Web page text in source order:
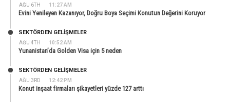
AĞU 6TH 11:27 AM
Evini Yenileyen Kazanıyor, Doğru Boya Seçimi Konutun Değerini Koruyor
AĞU 4TH 10:52 AM
SEKTÖRDEN GELIŞMELER
Yunanistan’da Golden Visa için 5 neden
AĞU 3RD 12:42 PM
SEKTÖRDEN GELIŞMELER
Konut inşaat firmaları şikayetleri yüzde 127 arttı